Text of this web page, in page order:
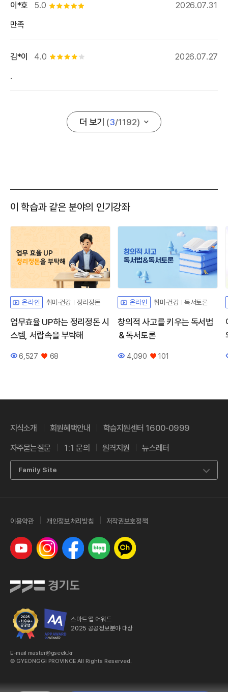
5.0 별점 5개
이*호
2026.07.31
만족
4.0 별점 4개
김*이
2026.07.27
.
더 보기 (3/1192)
이 학습과 같은 분야의 인기강좌
온라인 취미·건강 정리정돈
업무효율 UP하는 정리정돈 시
스템, 서랍속을 부탁해
조회수
6,527
좋아요
68
온라인 취미·건강 독서토론
창의적 사고를 키우는 독서법
＆독서토론
조회수
4,090
좋아요
101
지식소개 회원혜택안내 학습지원센터 1600-0999
자주묻는질문 1:1 문의 원격지원 뉴스레터
Family Site
이용약관 개인정보처리방침 저작권보호정책
유튜브 인스타그램 페이스북 네이버 블로그카카오톡 채널
스마트 앱 어워드
2025 공공정보분야 대상
E-mail master@gseek.kr
© GYEONGGI PROVINCE All Rights Reserved.